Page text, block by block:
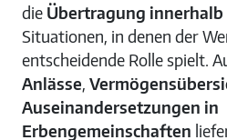
die Übertragung innerhalb
Situationen, in denen der
entscheidende Rolle spielt.
Anlässe,
Auseinandersetzungen in
Erbengemeinschaften